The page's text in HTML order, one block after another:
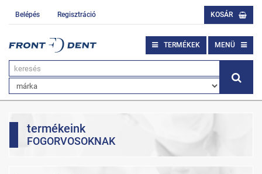
Belépés Regisztráció KOSÁR
TERMÉKEK MENÜ
termékeink
FOGORVOSOKNAK